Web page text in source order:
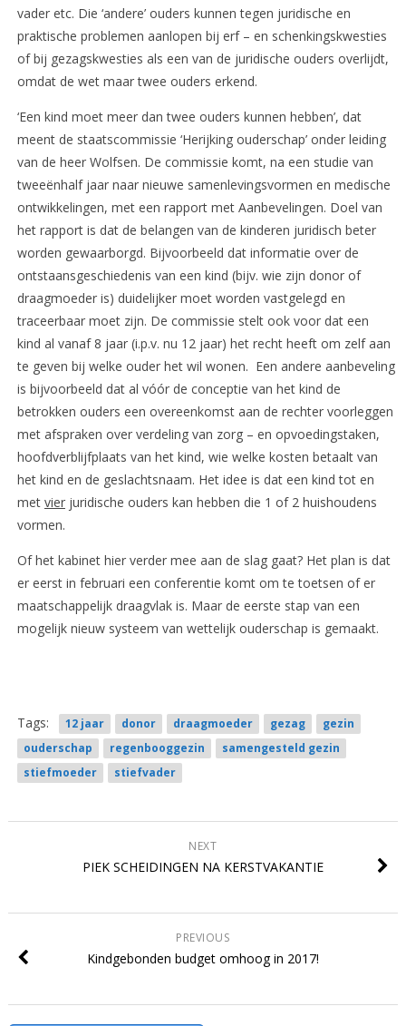
vader etc. Die ‘andere’ ouders kunnen tegen juridische en
praktische problemen aanlopen bij erf – en schenkingskwesties
of bij gezagskwesties als een van de juridische ouders overlijdt,
omdat de wet maar twee ouders erkend.
‘Een kind moet meer dan twee ouders kunnen hebben’, dat
meent de staatscommissie ‘Herijking ouderschap’ onder leiding
van de heer Wolfsen. De commissie komt, na een studie van
tweeënhalf jaar naar nieuwe samenlevingsvormen en medische
ontwikkelingen, met een rapport met Aanbevelingen. Doel van
het rapport is dat de belangen van de kinderen juridisch beter
worden gewaarborgd. Bijvoorbeeld dat informatie over de
ontstaansgeschiedenis van een kind (bijv. wie zijn donor of
draagmoeder is) duidelijker moet worden vastgelegd en
traceerbaar moet zijn. De commissie stelt ook voor dat een
kind al vanaf 8 jaar (i.p.v. nu 12 jaar) het recht heeft om zelf aan
te geven bij welke ouder het wil wonen. Een andere aanbeveling
is bijvoorbeeld dat al vóór de conceptie van het kind de
betrokken ouders een overeenkomst aan de rechter voorleggen
met afspraken over verdeling van zorg – en opvoedingstaken,
hoofdverblijfplaats van het kind, wie welke kosten betaalt van
het kind en de geslachtsnaam. Het idee is dat een kind tot en
met vierjuridische ouders kan hebben die 1 of 2 huishoudens
vormen.
Of het kabinet hier verder mee aan de slag gaat? Het plan is dat
er eerst in februari een conferentie komt om te toetsen of er
maatschappelijk draagvlak is. Maar de eerste stap van een
mogelijk nieuw systeem van wettelijk ouderschap is gemaakt.
Tags: 12 jaar donor draagmoeder gezag
gezin
ouderschap
regenbooggezin
samengesteld gezin
stiefmoeder
stiefvader
NEXT
PIEK SCHEIDINGEN NA KERSTVAKANTIE
PREVIOUS
Kindgebonden budget omhoog in 2017!